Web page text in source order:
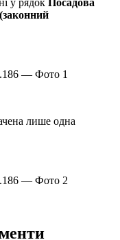
лише одна